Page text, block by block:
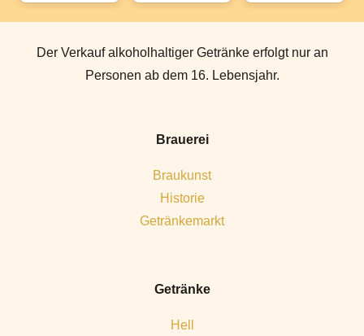
Der Verkauf alkoholhaltiger Getränke erfolgt nur an
Personen ab dem 16. Lebensjahr.
Brauerei
Braukunst
Historie
Getränkemarkt
Getränke
Hell